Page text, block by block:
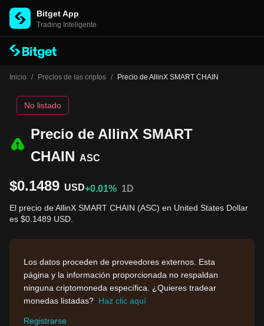
Bitget App
Trading Inteligente
Inicio / Precios de las criptos / Precio de AllinX SMART CHAIN
Precio de AllinX SMART
CHAIN ASC
No listado
$0.1489 USD+0.01% 1D
El precio de AllinX SMART CHAIN (ASC) en United States Dollar
es $0.1489 USD.
Los datos proceden de proveedores externos. Esta
página y la información proporcionada no respaldan
ninguna criptomoneda específica. ¿Quieres tradear
monedas listadas? Haz clic aquí
Registrarse